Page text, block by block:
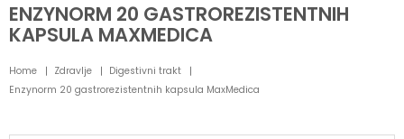
ENZYNORM 20 GASTROREZISTENTNIH
KAPSULA MAXMEDICA
Home Zdravlje
Digestivni trakt
Enzynorm 20 gastrorezistentnih kapsula MaxMedica